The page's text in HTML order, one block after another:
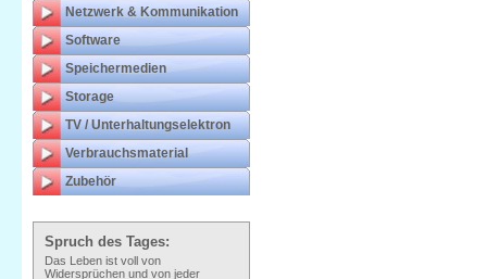
Netzwerk & Kommunikation
Software
Speichermedien
Storage
TV / Unterhaltungselektron
Verbrauchsmaterial
Zubehör
Spruch des Tages:
Das Leben ist voll von
Widersprüchen und von jeder